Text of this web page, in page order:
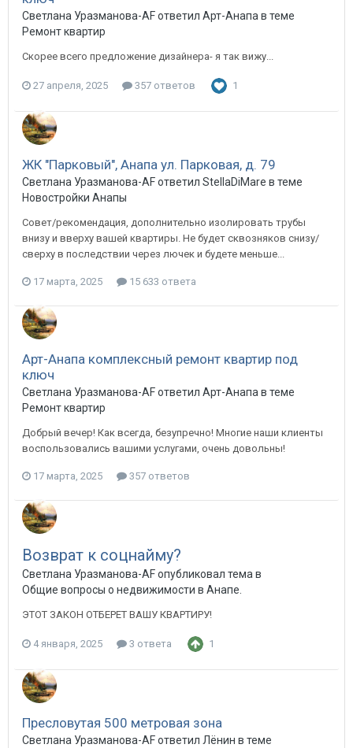
Светлана Уразманова-AF ответил Арт-Анапа в теме
Ремонт квартир
Скорее всего предложение дизайнера- я так вижу...
27 апреля, 2025 357 ответов 1
ЖК "Парковый", Анапа ул. Парковая, д. 79
Светлана Уразманова-AF ответил StellaDiMare в теме
Новостройки Анапы
Совет/рекомендация, дополнительно изолировать трубы
внизу и вверху вашей квартиры. Не будет сквозняков снизу/
сверху в последствии через лючек и будете меньше...
17 марта, 2025 15 633 ответа
Арт-Анапа комплексный ремонт квартир под
ключ
Светлана Уразманова-AF ответил Арт-Анапа в теме
Ремонт квартир
Добрый вечер! Как всегда, безупречно! Многие наши клиенты
воспользовались вашими услугами, очень довольны!
17 марта, 2025 357 ответов
Возврат к соцнайму?
Светлана Уразманова-AF опубликовал тема в
Общие вопросы о недвижимости в Анапе.
ЭТОТ ЗАКОН ОТБЕРЕТ ВАШУ КВАРТИРУ!
4 января, 2025 3 ответа 1
Пресловутая 500 метровая зона
Светлана Уразманова-AF ответил Лёнин в теме